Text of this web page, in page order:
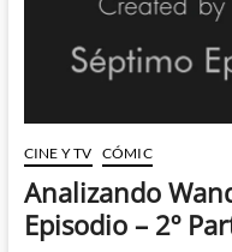
CINE Y TV CÓMIC
Analizando
Episodio – 2º